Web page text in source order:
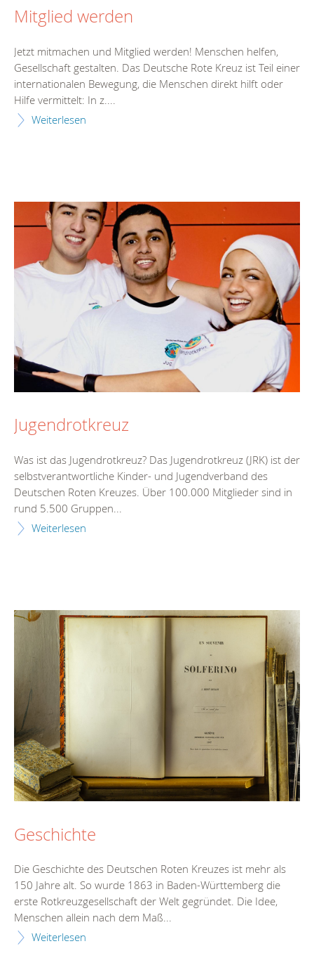
Mitglied werden
Jetzt mitmachen und Mitglied werden! Menschen helfen,
Gesellschaft gestalten. Das Deutsche Rote Kreuz ist Teil einer
internationalen Bewegung, die Menschen direkt hilft oder
Hilfe vermittelt: In z....
Weiterlesen
Jugendrotkreuz
Was ist das Jugendrotkreuz? Das Jugendrotkreuz (JRK) ist der
selbstverantwortliche Kinder- und Jugendverband des
Deutschen Roten Kreuzes. Über 100.000 Mitglieder sind in
rund 5.500 Gruppen...
Weiterlesen
Geschichte
Die Geschichte des Deutschen Roten Kreuzes ist mehr als
150 Jahre alt. So wurde 1863 in Baden-Württemberg die
erste Rotkreuzgesellschaft der Welt gegründet. Die Idee,
Menschen allein nach dem Maß...
Weiterlesen